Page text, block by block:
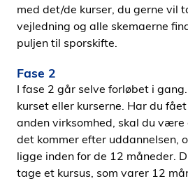
med det/de kurser, du gerne vil
vejledning og alle skemaerne
puljen til sporskifte.
Fase 2
I fase 2 går selve forløbet i
kurset eller kurserne. Har du
anden virksomhed, skal du
det kommer efter uddannelsen,
ligge inden for de 12 måneder.
tage et kursus, som varer 12